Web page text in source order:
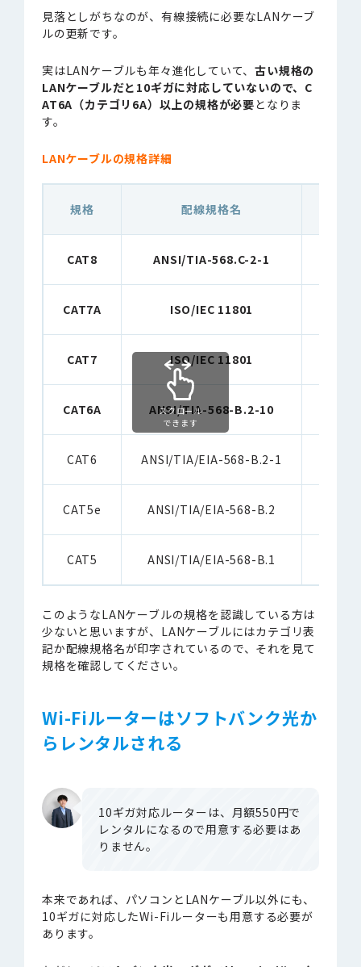
見落としがちなのが、有線接続に必要なLANケーブ
ルの更新です。
実はLANケーブルも年々進化していて、古い規格の
LANケーブルだと10ギガに対応していないので、C
AT6A（カテゴリ6A）以上の規格が必要となりま
す。
LANケーブルの規格詳細
規格 配線規格名
CAT8 ANSI/TIA-568.C-2-1
CAT7A ISO/IEC 11801
CAT7 ISO/IEC 11801
CAT6A ANSI/TIA-568-B.2-10
CAT6 ANSI/TIA/EIA-568-B.2-1
CAT5e ANSI/TIA/EIA-568-B.2
CAT5 ANSI/TIA/EIA-568-B.1
スクロール
できます
このようなLANケーブルの規格を認識している方は
少ないと思いますが、LANケーブルにはカテゴリ表
記か配線規格名が印字されているので、それを見て
規格を確認してください。
Wi-Fiルーターはソフトバンク光か
らレンタルされる
10ギガ対応ルーターは、月額550円で
レンタルになるので用意する必要はあ
りません。
本来であれば、パソコンとLANケーブル以外にも、
10ギガに対応したWi-Fiルーターも用意する必要が
あります。